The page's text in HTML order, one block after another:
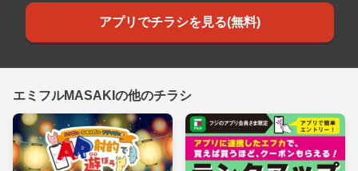
アプリでチラシを見る(無料)
エミフルMASAKIの他のチラシ